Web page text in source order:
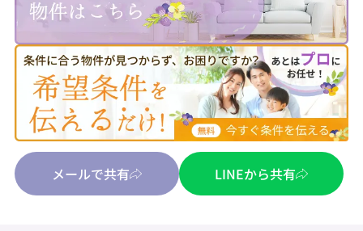
メールで共有 LINEから共有